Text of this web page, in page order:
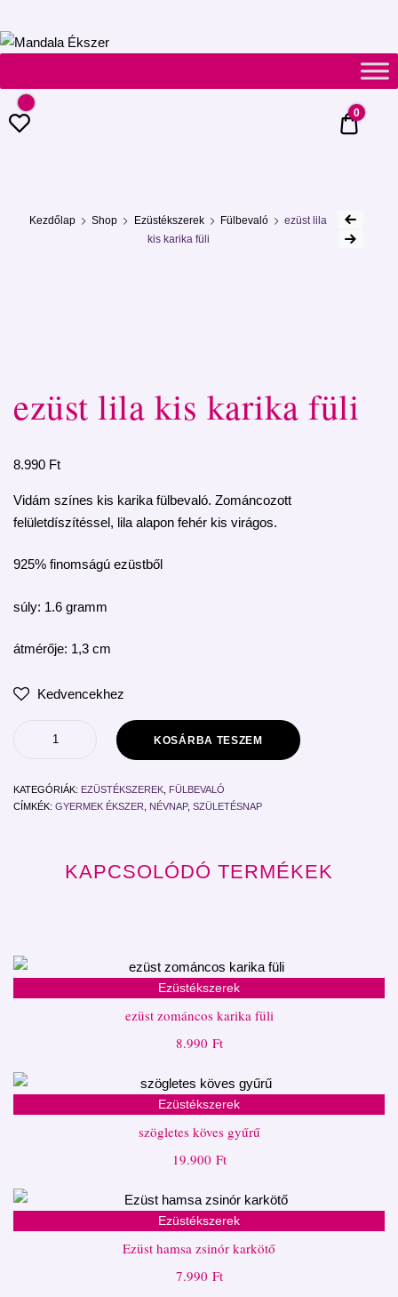
Mandala
Ékszer
0 Ft
0
Kezdőlap Shop Ezüstékszerek Fülbevaló
ezüst lila
kis karika füli
ezüst lila kis karika füli
8.990 Ft
Vidám színes kis karika fülbevaló. Zománcozott
felületdíszítéssel, lila alapon fehér kis virágos.
925% finomságú ezüstből
súly: 1.6 gramm
átmérője: 1,3 cm
Kedvencekhez
KOSÁRBA TESZEM
KATEGÓRIÁK: EZÜSTÉKSZEREK FÜLBEVALÓ
CÍMKÉK: GYERMEK ÉKSZER NÉVNAP, SZÜLETÉSNAP
KAPCSOLÓDÓ TERMÉKEK
Ezüstékszerek
ezüst zománcos karika füli
8.990 Ft
Ezüstékszerek
szögletes köves gyűrű
19.900 Ft
Ezüstékszerek
Ezüst hamsa zsinór karkötő
7.990 Ft